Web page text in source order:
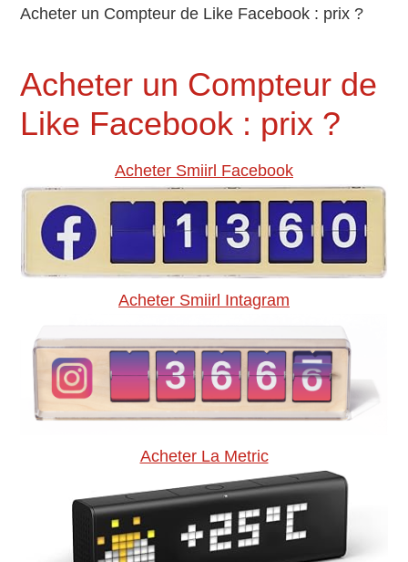
Acheter un Compteur de Like Facebook : prix ?
Acheter un Compteur de
Like Facebook : prix ?
Acheter Smiirl Facebook
Acheter Smiirl Intagram
Acheter La Metric